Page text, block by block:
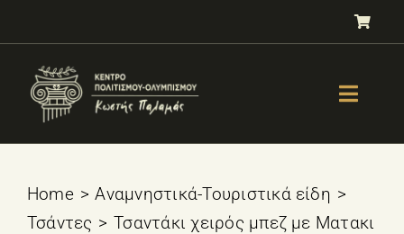
Toggle
ΟΛΥΜΠΙΣΜΟΣ
ΤΕΣΤ ΕΠΙΛΟΓΗΣ ΑΘΛΗΜΑΤΟΣ
Home
Αναμνηστικά-Τουριστικά είδη
Τσάντες
Τσαντάκι χειρός μπεζ με Ματακι